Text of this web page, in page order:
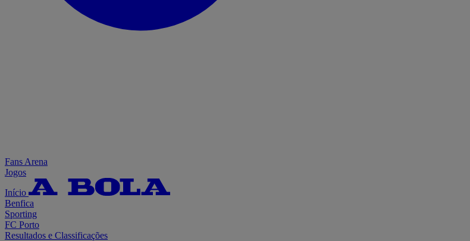
Fans Arena
Jogos
Início
Benfica
Sporting
FC Porto
Resultados e Classificações